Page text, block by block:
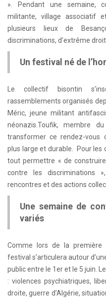
». Pendant une semaine,
militante, village associatif
plusieurs lieux de
discriminations, d’extrême
Un festival né de
Le collectif bisontin
rassemblements organisés
Méric, jeune militant
néonazis.Toufik, membre
transformer ce rendez-vous
plus large et durable. Pour les
tout permettre « de
contre les discriminations
rencontres et des actions
Une semaine de
variés
Comme lors de la première
festival s’articulera autour
public entre le 1er et le 5 juin.
: violences psychiatriques,
droite, guerre d’Algérie,